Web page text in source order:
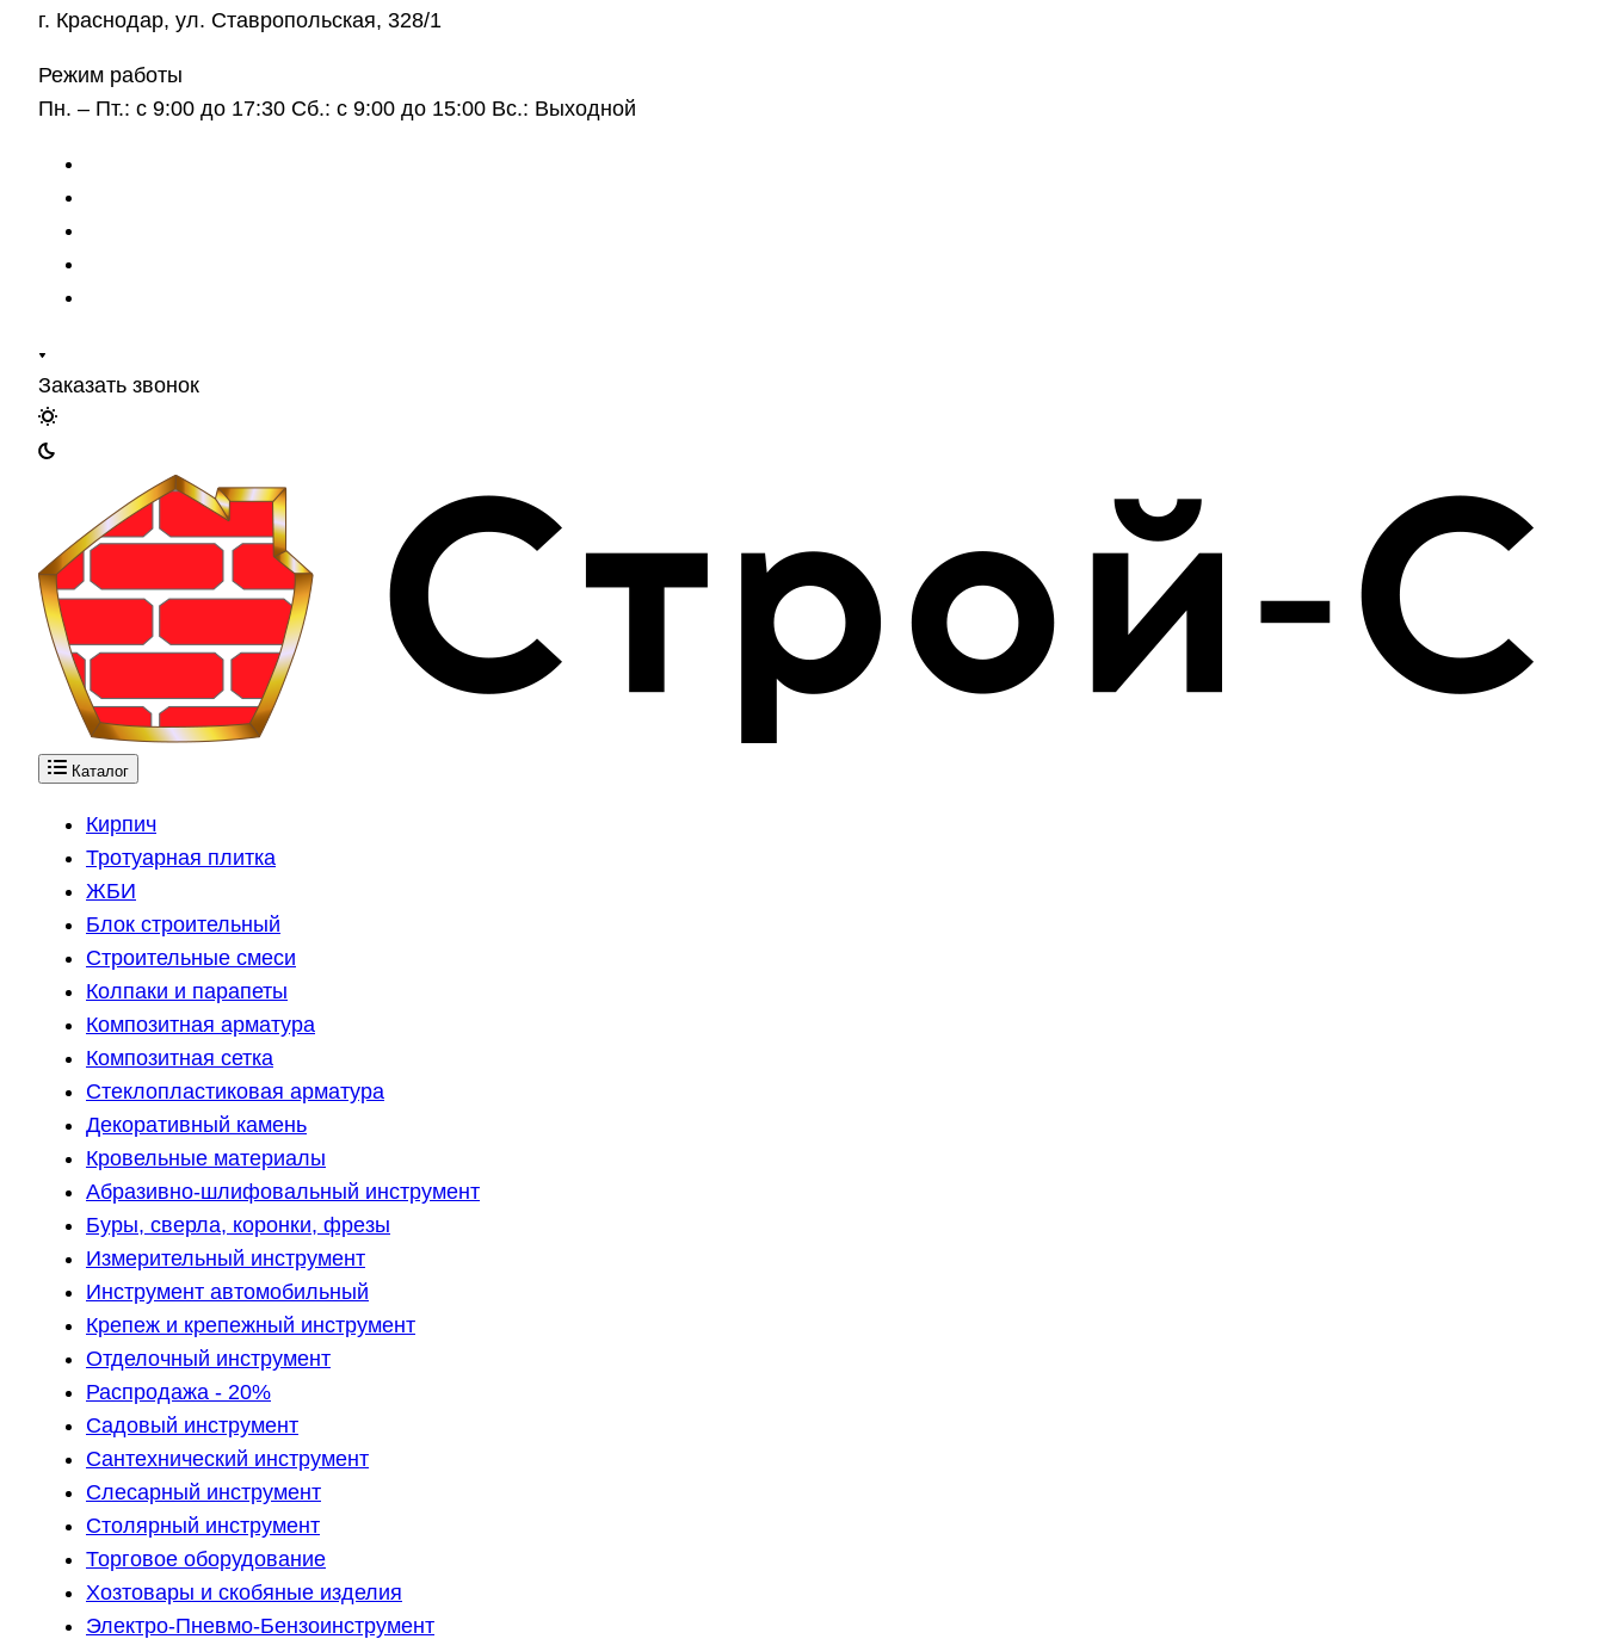
г. Краснодар, ул. Ставропольская, 328/1
Режим работы
Пн. – Пт.: с 9:00 до 17:30 Сб.: с 9:00 до 15:00 Вс.: Выходной
Заказать звонок
Каталог
Кирпич
Тротуарная плитка
ЖБИ
Блок строительный
Строительные смеси
Колпаки и парапеты
Композитная арматура
Композитная сетка
Стеклопластиковая арматура
Декоративный камень
Кровельные материалы
Абразивно-шлифовальный инструмент
Буры, сверла, коронки, фрезы
Измерительный инструмент
Инструмент автомобильный
Крепеж и крепежный инструмент
Отделочный инструмент
Распродажа - 20%
Садовый инструмент
Сантехнический инструмент
Слесарный инструмент
Столярный инструмент
Торговое оборудование
Хозтовары и скобяные изделия
Электро-Пневмо-Бензоинструмент